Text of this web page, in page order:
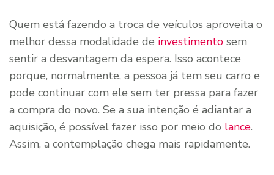
Quem está fazendo a troca de veículos aproveita o
melhor dessa modalidade de investimento sem
sentir a desvantagem da espera. Isso acontece
porque, normalmente, a pessoa já tem seu carro e
pode continuar com ele sem ter pressa para fazer
a compra do novo. Se a sua intenção é adiantar a
aquisição, é possível fazer isso por meio do lance.
Assim, a contemplação chega mais rapidamente.